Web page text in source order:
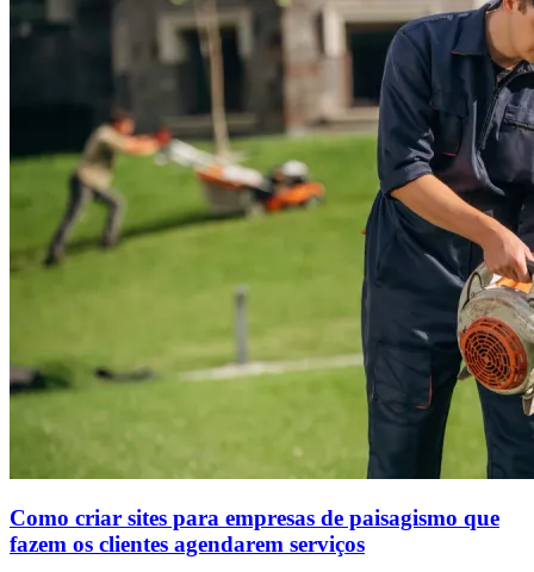
Como criar sites para empresas de paisagismo que
fazem os clientes agendarem serviços